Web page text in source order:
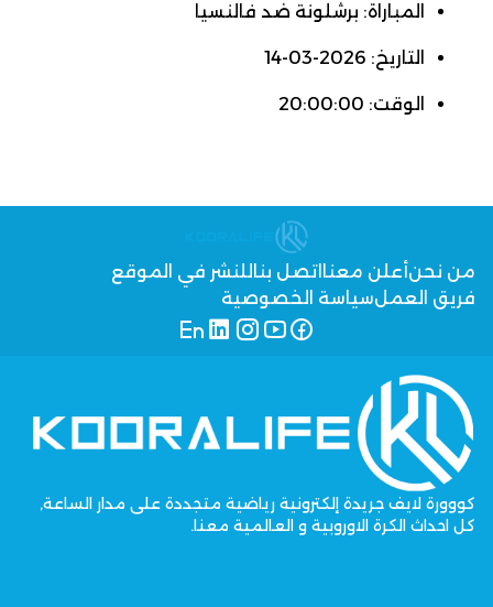
المباراة: برشلونة ضد فالنسيا
التاريخ: 2026-03-14
الوقت: 20:00:00
من نحنأعلن معنا اتصل بنا للنشر في الموقع
فريق العملسياسة الخصوصية
كووورة لايف جريدة إلكترونية رياضية متجددة على مدار الساعة,
كل احداث الكرة الاوروبية و العالمية معنا.